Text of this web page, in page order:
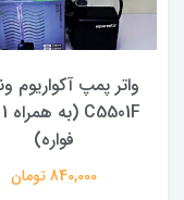
واتر پمپ آکواریوم
فواره)
840,000 تومان